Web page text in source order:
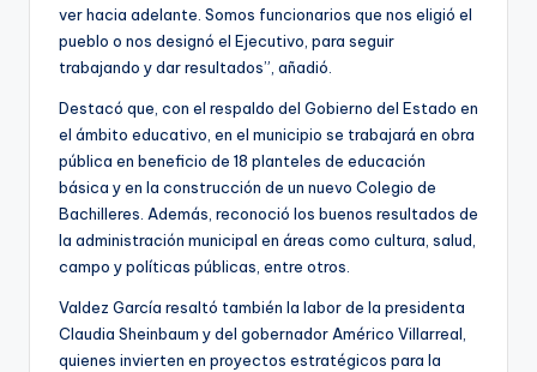
ver hacia adelante. Somos funcionarios que nos eligió el
pueblo o nos designó el Ejecutivo, para seguir
trabajando y dar resultados”, añadió.
Destacó que, con el respaldo del Gobierno del Estado en
el ámbito educativo, en el municipio se trabajará en obra
pública en beneficio de 18 planteles de educación
básica y en la construcción de un nuevo Colegio de
Bachilleres. Además, reconoció los buenos resultados de
la administración municipal en áreas como cultura, salud,
campo y políticas públicas, entre otros.
Valdez García resaltó también la labor de la presidenta
Claudia Sheinbaum y del gobernador Américo Villarreal,
quienes invierten en proyectos estratégicos para la